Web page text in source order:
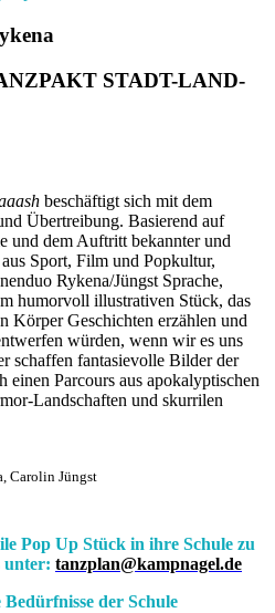
STADT-LAND-
beschäftigt sich mit dem
Übertreibung. Basierend auf
und dem Auftritt bekannter und
Sport, Film und Popkultur,
Rykena/Jüngst Sprache,
humorvoll illustrativen Stück, das
Körper Geschichten erzählen und
würden, wenn wir es uns
schaffen fantasievolle Bilder der
einen Parcours aus apokalyptischen
Landschaften und skurrilen
Carolin Jüngst
Pop Up Stück in ihre Schule zu
unter: tanzplan@kampnagel.de
der Schule